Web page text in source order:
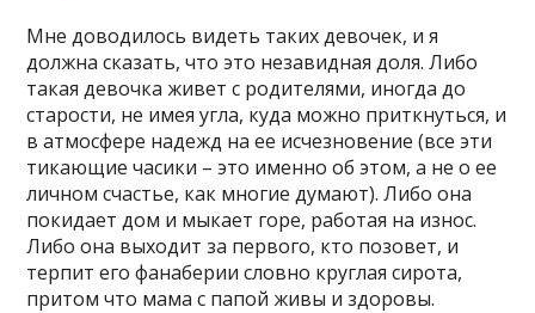
Мне доводилось видеть таких девочек, и я
должна сказать, что это незавидная доля. Либо
такая девочка живет с родителями, иногда до
старости, не имея угла, куда можно приткнуться, и
в атмосфере надежд на ее исчезновение (все эти
тикающие часики – это именно об этом, а не о ее
личном счастье, как многие думают). Либо она
покидает дом и мыкает горе, работая на износ.
Либо она выходит за первого, кто позовет, и
терпит его фанаберии словно круглая сирота,
притом что мама с папой живы и здоровы.